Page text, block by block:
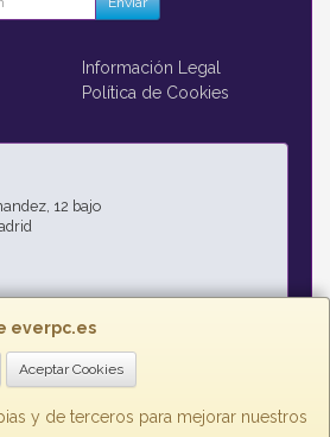
everpc.es
Aceptar Cookies
y de terceros para mejorar nuestros
Información Legal
Política de Cookies
12 bajo
a Jueves 09:00h - 19:00h, Viernes